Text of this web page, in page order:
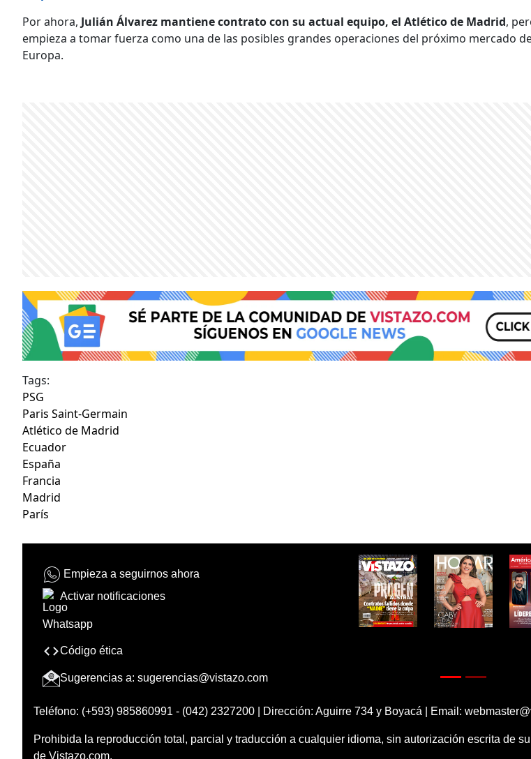
Por ahora, Julián Álvarez mantiene contrato con su actual equipo, el Atlético de Madrid,
empieza a tomar fuerza como una de las posibles grandes operaciones del próximo mercado
Europa.
Tags:
PSG
Paris Saint-Germain
Atlético de Madrid
Ecuador
España
Francia
Madrid
París
Empieza a seguirnos ahora
Activar notificaciones
Código ética
Sugerencias a: sugerencias@vistazo.com
Teléfono: (+593) 985860991 - (042) 2327200 | Dirección: Aguirre 734 y Boyacá | Email:
Prohibida la reproducción total, parcial y traducción a cualquier idioma, sin autorización escrita de
de Vistazo.com.